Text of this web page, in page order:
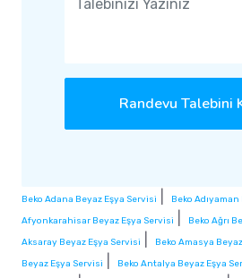
Randevu Talebini
Beko Adana Beyaz Eşya Servisi Beko
Afyonkarahisar Beyaz Eşya Servisi
Beko Ağrı
Aksaray Beyaz Eşya Servisi
Beko Amasya
Beyaz Eşya Servisi
Beko Antalya Beyaz Eşya